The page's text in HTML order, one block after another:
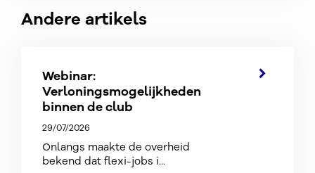
Andere artikels
Webinar:
Verloningsmogelijkheden
binnen de club
29/07/2026
Onlangs maakte de overheid
bekend dat flexi-jobs i...